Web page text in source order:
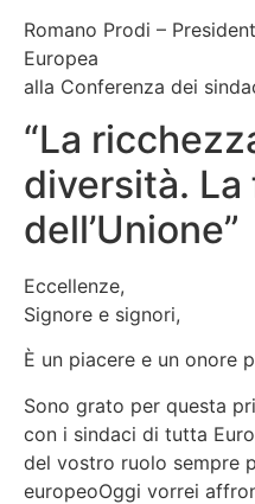
Romano Prodi –
Europea
alla Conferenza dei
“La
diversità. La
dell’Unione”
Eccellenze,
Signore e signori,
È un piacere e un onore
Sono grato per questa
con i sindaci di tutta
del vostro ruolo sempre
europeoOggi vorrei